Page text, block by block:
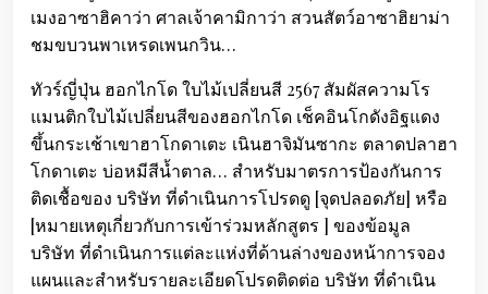
เมงอาซาฮิคาว่า ศาลเจ้าคามิกาว่า สวนสัตว์อาซาฮิยาม่า
ชมขบวนพาเหรดเพนกวิน…
ทัวร์ญี่ปุ่น ฮอกไกโด ใบไม้เปลี่ยนสี 2567 สัมผัสความโร
แมนติกใบไม้เปลี่ยนสีของฮอกไกโด เช็คอินโกดังอิฐแดง
ขึ้นกระเช้าเขาฮาโกดาเตะ เนินฮาจิมันซากะ ตลาดปลาฮา
โกดาเตะ บ่อหมีสีน้ำตาล… สำหรับมาตรการป้องกันการ
ติดเชื้อของ บริษัท ที่ดำเนินการโปรดดู [จุดปลอดภัย] หรือ
[หมายเหตุเกี่ยวกับการเข้าร่วมหลักสูตร ] ของข้อมูล
บริษัท ที่ดำเนินการแต่ละแห่งที่ด้านล่างของหน้าการจอง
แผนและสำหรับรายละเอียดโปรดติดต่อ บริษัท ที่ดำเนิน